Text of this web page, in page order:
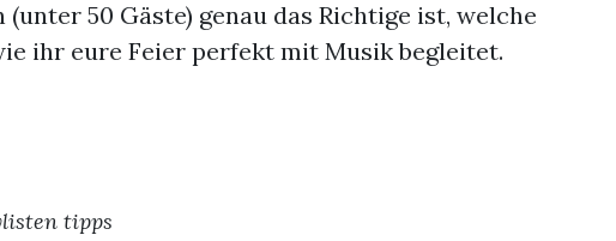
50 Gäste) genau das Richtige ist, welche
ihr eure Feier perfekt mit Musik begleitet.
tipps